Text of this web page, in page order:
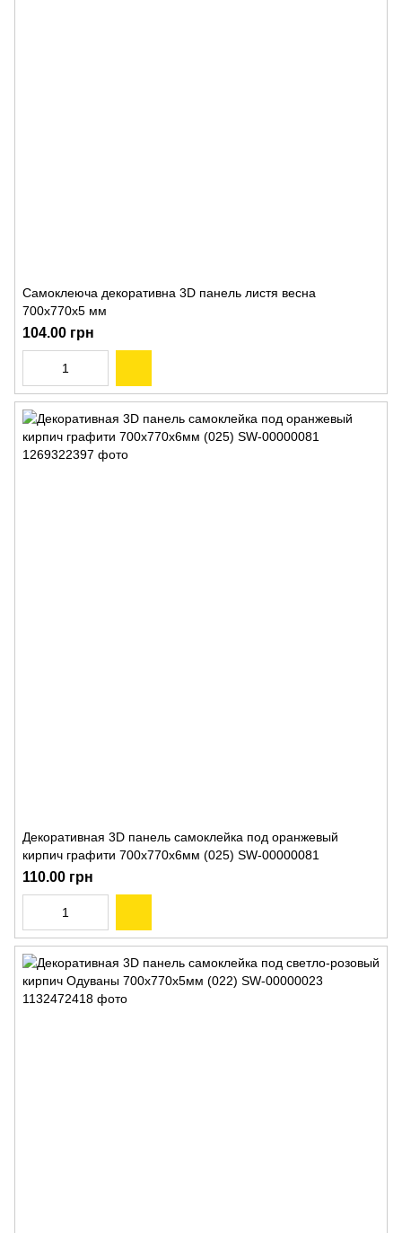
Самоклеюча декоративна 3D панель листя весна
700x770x5 мм
104.00 грн
Декоративная 3D панель самоклейка под оранжевый
кирпич графити 700x770x6мм (025) SW-00000081
110.00 грн